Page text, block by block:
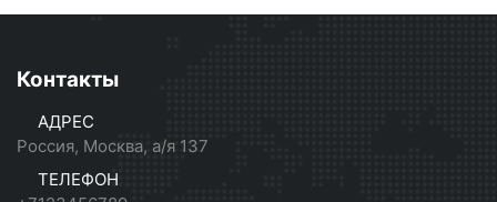
Контакты
АДРЕС
Россия, Москва, а/я 137
ТЕЛЕФОН